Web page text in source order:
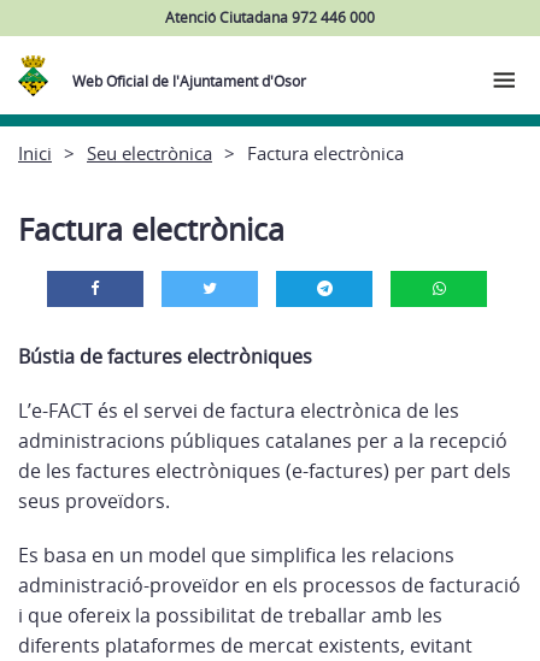
Atenció Ciutadana 972 446 000
Web Oficial de l'Ajuntament d'Osor
Inici Seu electrònica Factura electrònica
Factura electrònica
Bústia de factures electròniques
L’e-FACT és el servei de factura electrònica de les
administracions públiques catalanes per a la recepció
de les factures electròniques (e-factures) per part dels
seus proveïdors.
Es basa en un model que simplifica les relacions
administració-proveïdor en els processos de facturació
i que ofereix la possibilitat de treballar amb les
diferents plataformes de mercat existents, evitant